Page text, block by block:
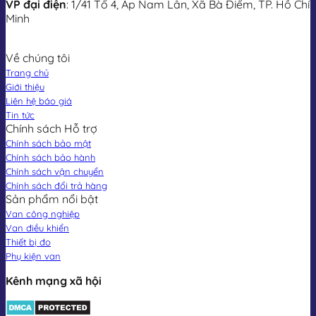
VP đại điện: 1/41 Tổ 4, Ấp Nam Lân, Xã Bà Điểm, TP. Hồ Chí
Minh
Về chúng tôi
Trang chủ
Giới thiệu
Liên hệ báo giá
Tin tức
Chính sách Hỗ trợ
Chính sách bảo mật
Chính sách bảo hành
Chính sách vận chuyển
Chính sách đổi trả hàng
Sản phẩm nổi bật
Van công nghiệp
Van điều khiển
Thiết bị đo
Phụ kiện van
Kênh mạng xã hội